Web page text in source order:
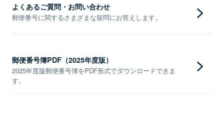
よくあるご質問・お問い合わせ
郵便番号に関するさまざまな疑問にお答えします。
郵便番号簿PDF（2025年度版）
2025年度版郵便番号簿をPDF形式でダウンロードできま
す。